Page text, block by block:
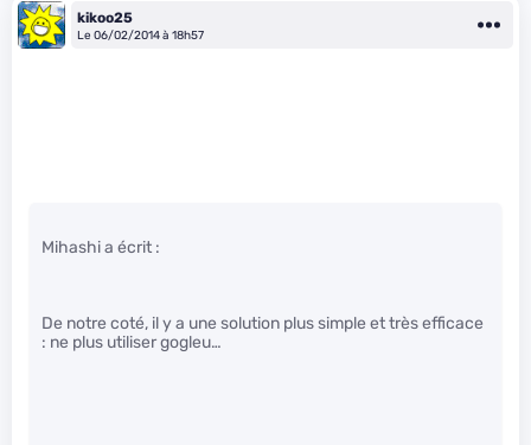
kikoo25
Le 06/02/2014 à 18h57
Mihashi a écrit :
De notre coté, il y a une solution plus simple et très efficace
: ne plus utiliser gogleu…